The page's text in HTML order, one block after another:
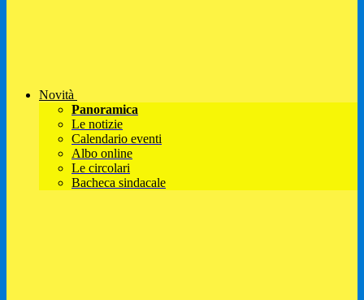
Novità
Panoramica
Le notizie
Calendario eventi
Albo online
Le circolari
Bacheca sindacale